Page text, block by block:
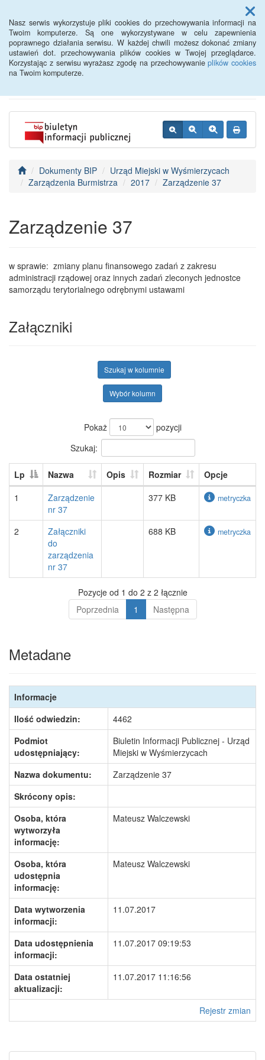
Nasz serwis wykorzystuje pliki cookies do przechowywania informacji na
Twoim komputerze. Są one wykorzystywane w celu zapewnienia
poprawnego działania serwisu. W każdej chwili możesz dokonać zmiany
ustawień dot. przechowywania plików cookies w Twojej przeglądarce.
Korzystając z serwisu wyrażasz zgodę na przechowywanieplików cookies
na Twoim komputerze.
Menu
BIP - Urząd Miejski
Wyśmierzyce
Dokumenty BIP
Urząd Miejski w Wyśmierzycach
Zarządzenia Burmistrza
2017 Zarządzenie 37
Zarządzenie 37
w sprawie: zmiany planu finansowego zadań z zakresu
administracji rządowej oraz innych zadań zleconych jednostce
samorządu terytorialnego odrębnymi ustawami
Załączniki
Szukaj w kolumnie
Wybór kolumn
Pokaż
pozycji
Szukaj:
Lp Nazwa Opis Rozmiar
Opcje
1
Zarządzenie
nr 37
377 KB metryczka
2
Załączniki
do
zarządzenia
nr 37
688 KB metryczka
Pozycje od 1 do 2 z 2 łącznie
Poprzednia
1 Następna
Metadane
Informacje
Ilość odwiedzin:
4462
Podmiot
udostępniający:
Biuletin Informacji Publicznej - Urząd
Miejski w Wyśmierzycach
Nazwa dokumentu:
Zarządzenie 37
Skrócony opis:
Osoba, która
wytworzyła
informację:
Mateusz Walczewski
Osoba, która
udostępnia
informację:
Mateusz Walczewski
Data wytworzenia
informacji:
11.07.2017
Data udostępnienia
informacji:
11.07.2017 09:19:53
Data ostatniej
aktualizacji:
11.07.2017 11:16:56
Rejestr zmian